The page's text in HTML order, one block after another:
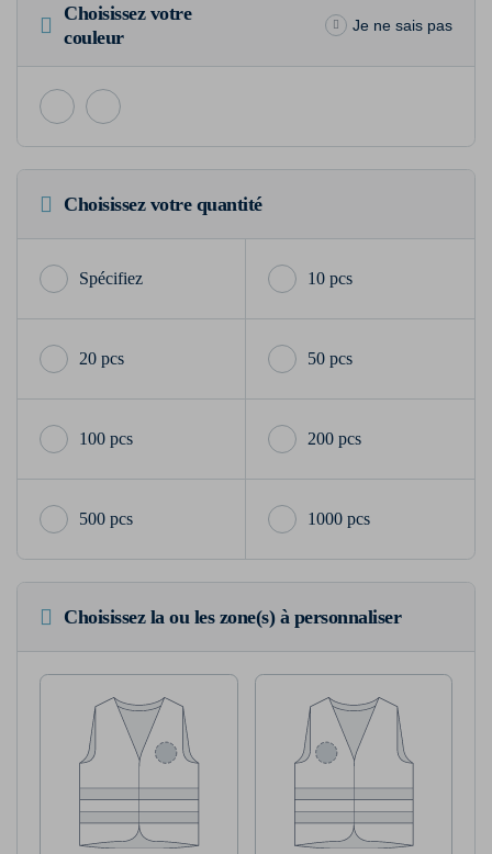
Choisissez votre
couleur
Je ne sais pas
Choisissez votre quantité
10 pcs
20 pcs 50 pcs
100 pcs 200 pcs
500 pcs 1000 pcs
Choisissez la ou les zone(s) à personnaliser